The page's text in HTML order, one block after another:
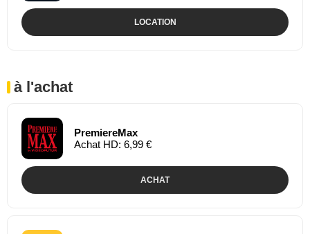
LOCATION
à l'achat
PremiereMax
Achat HD: 6,99 €
ACHAT